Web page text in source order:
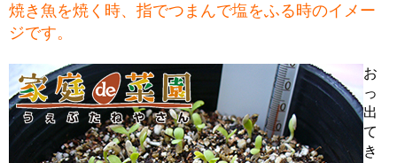
焼き魚を焼く時、指でつまんで塩をふる時のイメー
ジです。
お
っ
出
て
き